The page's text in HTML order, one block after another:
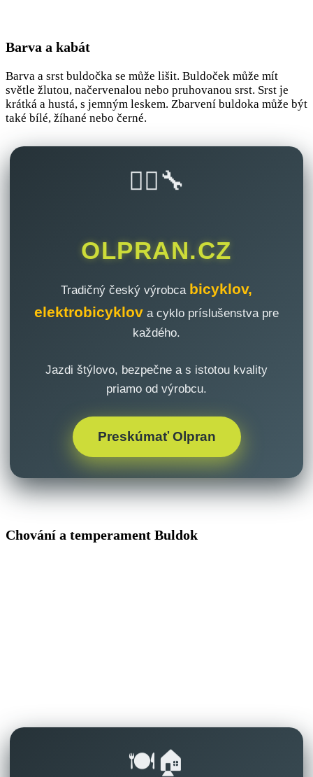
Barva a kabát
Barva a srst buldočka se může lišit. Buldoček může mít
světle žlutou, načervenalou nebo pruhovanou srst. Srst je
krátká a hustá, s jemným leskem. Zbarvení buldoka může být
také bílé, žíhané nebo černé.
🚴‍♂️🔧
OLPRAN.CZ
Tradičný český výrobca bicyklov,
elektrobicyklov a cyklo príslušenstva pre
každého.
Jazdi štýlovo, bezpečne a s istotou kvality
priamo od výrobcu.
Preskúmať Olpran
Chování a temperament Buldok
🍽️🏠